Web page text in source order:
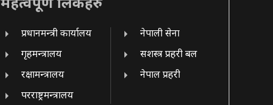
महत्वपूर्ण लिंकहरु
प्रधानमन्त्री कार्यालय
गृहमन्त्रालय
रक्षामन्त्रालय
परराष्ट्रमन्त्रालय
नेपाली सेना
सशस्त्र प्रहरी बल
नेपाल प्रहरी